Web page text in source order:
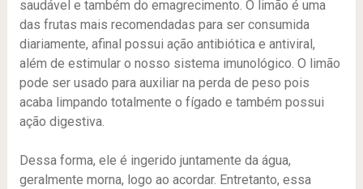
saudável e também do emagrecimento. O limão é uma
das frutas mais recomendadas para ser consumida
diariamente, afinal possui ação antibiótica e antiviral,
além de estimular o nosso sistema imunológico. O limão
pode ser usado para auxiliar na perda de peso pois
acaba limpando totalmente o fígado e também possui
ação digestiva.
Dessa forma, ele é ingerido juntamente da água,
geralmente morna, logo ao acordar. Entretanto, essa